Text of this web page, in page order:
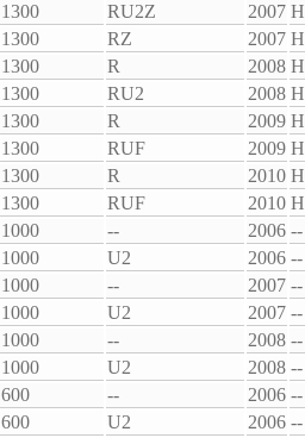
1300 RU2Z 2007
1300 RZ 2007
1300 R 2008
1300 RU2 2008
1300 R 2009
1300 RUF 2009
1300 R 2010
1300 RUF 2010
1000 -- 2006 --
1000 U2 2006 --
1000 -- 2007 --
1000 U2 2007 --
1000 -- 2008 --
1000 U2 2008 --
600 -- 2006 --
600 U2 2006 --